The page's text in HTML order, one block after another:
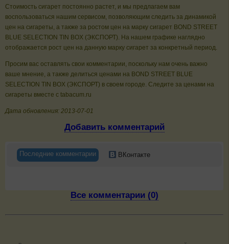
Стоимость сигарет постоянно растет, и мы предлагаем вам
воспользоваться нашим сервисом, позволяющим следить за динамикой
цен на сигареты, а также за ростом цен на марку сигарет BOND STREET
BLUE SELECTION TIN BOX (ЭКСПОРТ). На нашем графике наглядно
отображается рост цен на данную марку сигарет за конкретный период.
Просим вас оставлять свои комментарии, поскольку нам очень важно
ваше мнение, а также делиться ценами на BOND STREET BLUE
SELECTION TIN BOX (ЭКСПОРТ) в своем городе. Следите за ценами на
сигареты вместе с tabacum.ru
Дата обновления: 2013-07-01
Добавить комментарий
Последние комментарии ВКонтакте
Все комментарии (0)